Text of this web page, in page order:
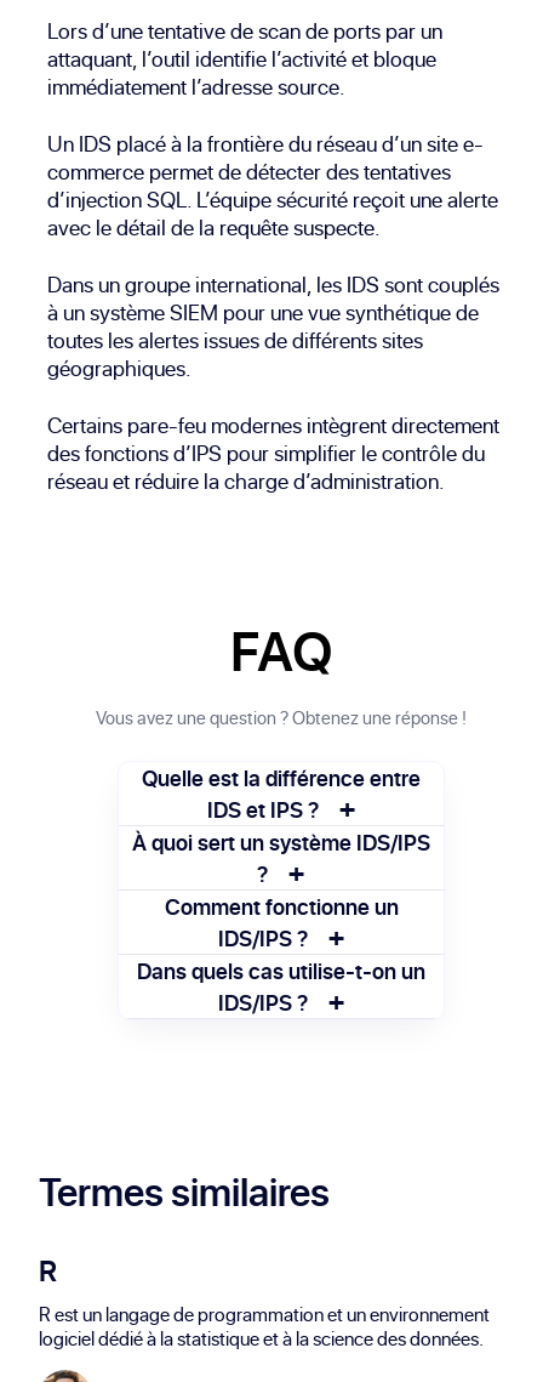
Lors d’une tentative de scan de ports par un
attaquant, l’outil identifie l’activité et bloque
immédiatement l’adresse source.
Un IDS placé à la frontière du réseau d’un site e-
commerce permet de détecter des tentatives
d’injection SQL. L’équipe sécurité reçoit une alerte
avec le détail de la requête suspecte.
Dans un groupe international, les IDS sont couplés
à un système SIEM pour une vue synthétique de
toutes les alertes issues de différents sites
géographiques.
Certains pare-feu modernes intègrent directement
des fonctions d’IPS pour simplifier le contrôle du
réseau et réduire la charge d’administration.
FAQ
Vous avez une question ? Obtenez une réponse !
Quelle est la différence entre
IDS et IPS ?
+
IDS se contente de surveiller et d'alerter
en cas d'intrusion, tandis que IPS agit
automatiquement pour bloquer les
menaces détectées.
À quoi sert un système IDS/IPS
?
+
Il sert à identifier des activités suspectes
sur un réseau et, pour l’IPS, à les bloquer
avant qu’elles ne causent des dommages.
Comment fonctionne un
IDS/IPS ?
+
Il analyse le trafic réseau à l’aide de
signatures connues ou de
comportements anormaux pour repérer
Dans quels cas utilise-t-on un
IDS/IPS ?
+
Termes similaires
R
R est un langage de programmation et un environnement
logiciel dédié à la statistique et à la science des données.